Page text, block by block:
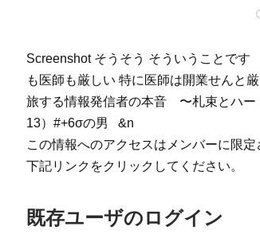
Screenshot そうそう そういうことで
も医師も厳しい 特に医師は開業せんと
旅する情報発信者の本音 〜札束とハ
13）#+6σの男 &n
この情報へのアクセスはメンバーに限
下記リンクをクリックしてください。
既存ユーザのログイン